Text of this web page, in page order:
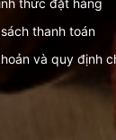
thức đặt hàng
thanh toán
và quy định